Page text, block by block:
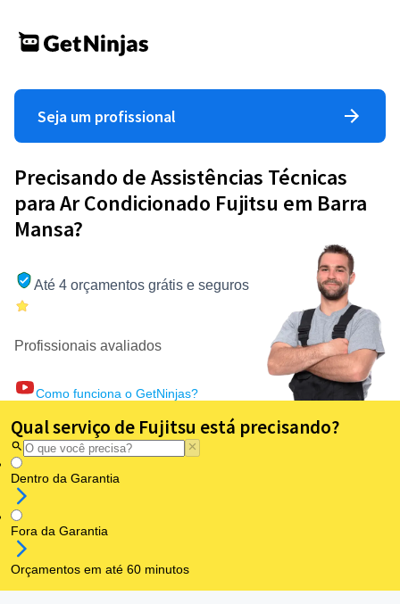
Seja um profissional
Precisando de Assistências Técnicas
para Ar Condicionado Fujitsu em Barra
Mansa?
Até 4 orçamentos grátis e seguros
Profissionais avaliados
Como funciona o GetNinjas?
Qual serviço de Fujitsu está precisando?
Dentro da Garantia
Fora da Garantia
Orçamentos em até 60 minutos